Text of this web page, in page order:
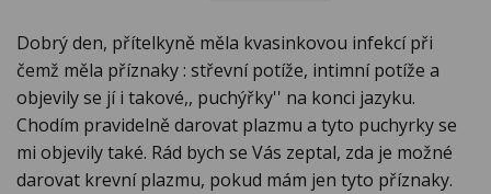
Dobrý den, přítelkyně měla kvasinkovou infekcí při
čemž měla příznaky : střevní potíže, intimní potíže a
objevily se jí i takové,, puchýřky'' na konci jazyku.
Chodím pravidelně darovat plazmu a tyto puchyrky se
mi objevily také. Rád bych se Vás zeptal, zda je možné
darovat krevní plazmu, pokud mám jen tyto příznaky.